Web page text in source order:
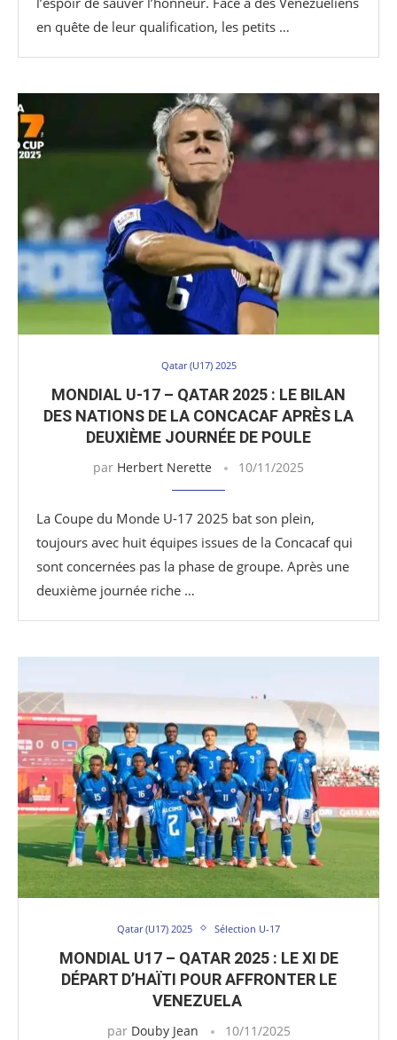
en quête de leur qualification, les petits …
Qatar (U17) 2025
MONDIAL U-17 – QATAR 2025 : LE BILAN
DES NATIONS DE LA CONCACAF APRÈS LA
DEUXIÈME JOURNÉE DE POULE
par Herbert Nerette 10/11/2025
La Coupe du Monde U-17 2025 bat son plein,
toujours avec huit équipes issues de la Concacaf qui
sont concernées pas la phase de groupe. Après une
deuxième journée riche …
Qatar (U17) 2025 Sélection U-17
MONDIAL U17 – QATAR 2025 : LE XI DE
DÉPART D’HAÏTI POUR AFFRONTER LE
VENEZUELA
par Douby Jean 10/11/2025